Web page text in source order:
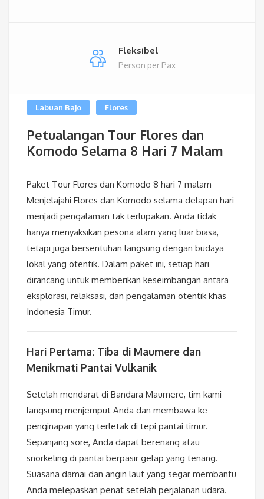
Fleksibel
Person per Pax
Labuan Bajo Flores
Petualangan Tour Flores dan
Komodo Selama 8 Hari 7 Malam
Paket Tour Flores dan Komodo 8 hari 7 malam-
Menjelajahi Flores dan Komodo selama delapan hari
menjadi pengalaman tak terlupakan. Anda tidak
hanya menyaksikan pesona alam yang luar biasa,
tetapi juga bersentuhan langsung dengan budaya
lokal yang otentik. Dalam paket ini, setiap hari
dirancang untuk memberikan keseimbangan antara
eksplorasi, relaksasi, dan pengalaman otentik khas
Indonesia Timur.
Hari Pertama: Tiba di Maumere dan
Menikmati Pantai Vulkanik
Setelah mendarat di Bandara Maumere, tim kami
langsung menjemput Anda dan membawa ke
penginapan yang terletak di tepi pantai timur.
Sepanjang sore, Anda dapat berenang atau
snorkeling di pantai berpasir gelap yang tenang.
Suasana damai dan angin laut yang segar membantu
Anda melepaskan penat setelah perjalanan udara.